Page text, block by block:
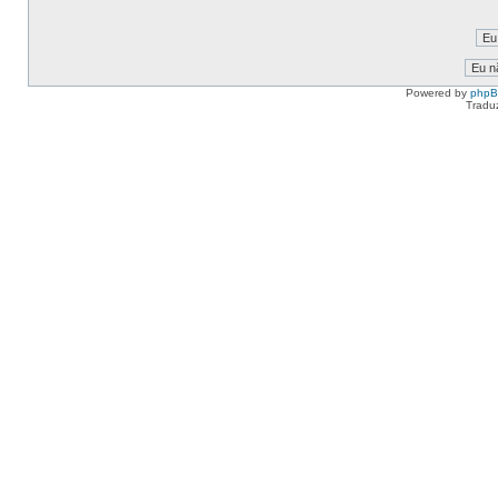
Powered by